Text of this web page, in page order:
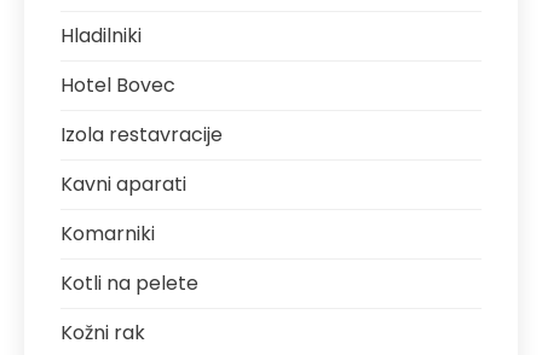
Hladilniki
Hotel Bovec
Izola restavracije
Kavni aparati
Komarniki
Kotli na pelete
Kožni rak